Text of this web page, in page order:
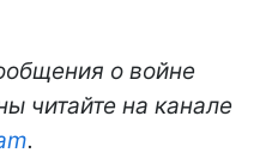
о войне
читайте на канале
.